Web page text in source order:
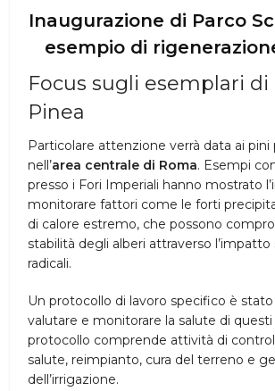
Inaugurazione di Parco
esempio di
Focus sugli esemplari di
Pinea
Particolare attenzione verrà data ai pini
nell’area centrale di Roma. Esempi
presso i Fori Imperiali hanno mostrato
monitorare fattori come le forti
di calore estremo, che possono
stabilità degli alberi attraverso l’impatto
radicali.
Un protocollo di lavoro specifico è
valutare e monitorare la salute di questi
protocollo comprende attività di
salute, reimpianto, cura del terreno e
dell’irrigazione.